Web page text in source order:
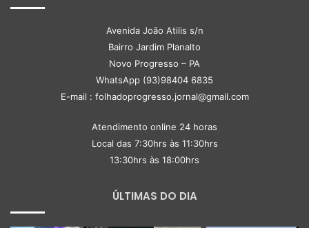
Avenida João Atilis s/n
Bairro Jardim Planalto
Novo Progresso – PA
WhatsApp (93)98404 6835
E-mail : folhadoprogresso.jornal@gmail.com
Atendimento online 24 horas
Local das 7:30hrs às 11:30hrs
13:30hrs às 18:00hrs
ÚLTIMAS DO DIA